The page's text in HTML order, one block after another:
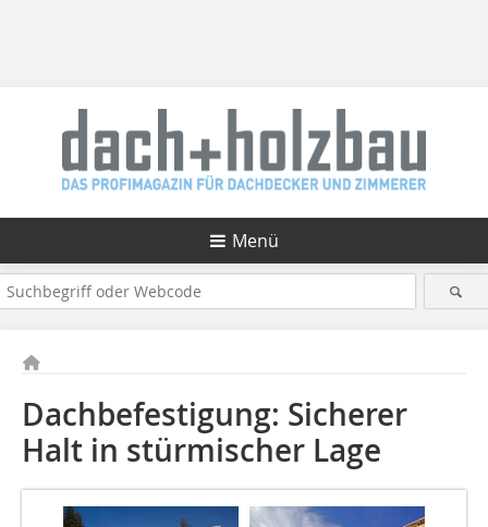
Menü
Dachbefestigung: Sicherer
Halt in stürmischer Lage